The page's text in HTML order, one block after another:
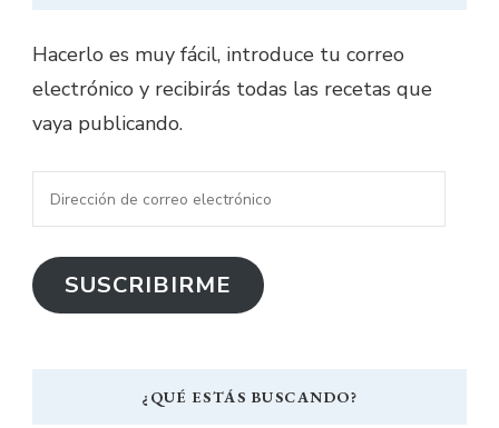
Hacerlo es muy fácil, introduce tu correo
electrónico y recibirás todas las recetas que
vaya publicando.
Dirección
de
correo
electrónico
SUSCRIBIRME
¿QUÉ ESTÁS BUSCANDO?